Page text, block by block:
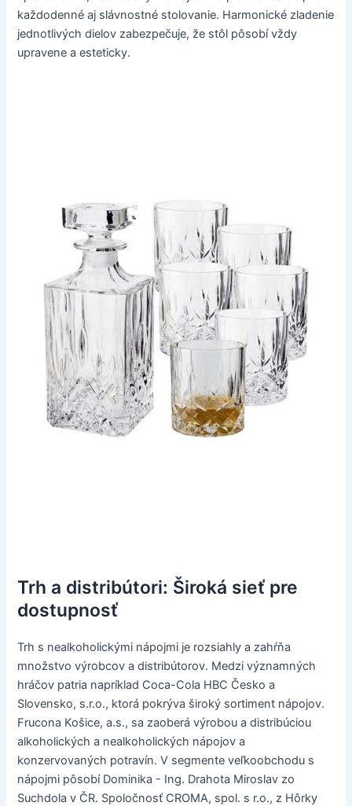
každodenné aj slávnostné stolovanie. Harmonické zladenie
jednotlivých dielov zabezpečuje, že stôl pôsobí vždy
upravene a esteticky.
Trh a distribútori: Široká sieť pre
dostupnosť
Trh s nealkoholickými nápojmi je rozsiahly a zahŕňa
množstvo výrobcov a distribútorov. Medzi významných
hráčov patria napríklad Coca-Cola HBC Česko a
Slovensko, s.r.o., ktorá pokrýva široký sortiment nápojov.
Frucona Košice, a.s., sa zaoberá výrobou a distribúciou
alkoholických a nealkoholických nápojov a
konzervovaných potravín. V segmente veľkoobchodu s
nápojmi pôsobí Dominika - Ing. Drahota Miroslav zo
Suchdola v ČR. Spoločnosť CROMA, spol. s r.o., z Hôrky